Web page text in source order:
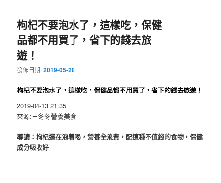
枸杞不要泡水了，這樣吃，保健
品都不用買了，省下的錢去旅
遊！
發佈日期:2019-05-28
枸杞不要泡水了，這樣吃，保健品都不用買了，省下的錢去旅遊！
2019-04-13 21:35
來源:王冬冬營養美食
導讀：枸杞還在泡着喝，營養全浪費，配這種不值錢的食物，保健
成分吸收好